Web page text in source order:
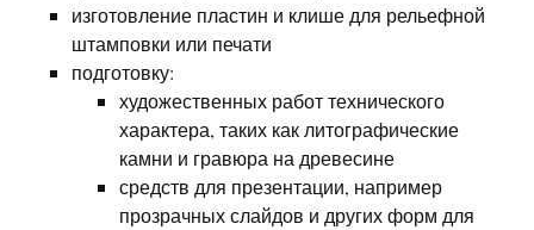
изготовление пластин и клише для рельефной
штамповки или печати
подготовку:
художественных работ технического
характера, таких как литографические
камни и гравюра на древесине
средств для презентации, например
прозрачных слайдов и других форм для